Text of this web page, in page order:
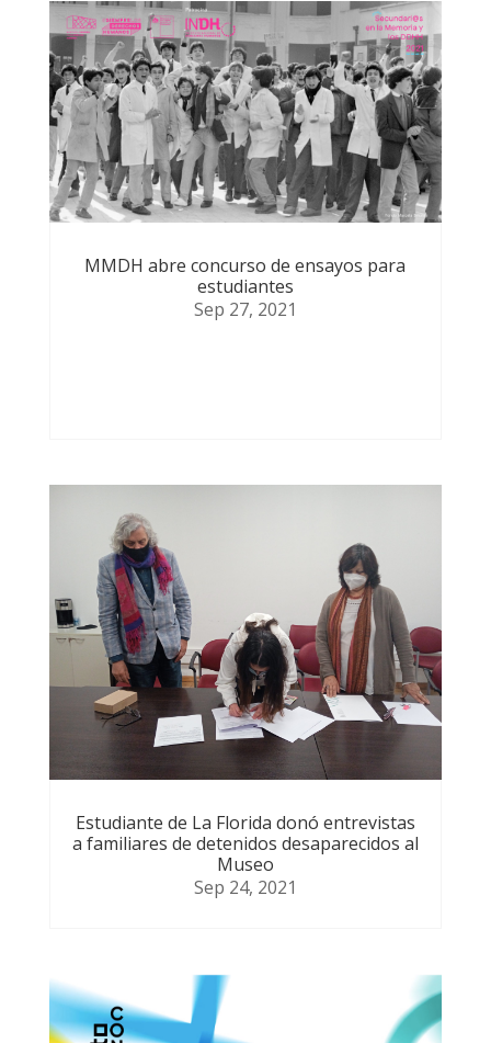
MMDH abre concurso de ensayos para
estudiantes
Sep 27, 2021
Estudiante de La Florida donó entrevistas
a familiares de detenidos desaparecidos al
Museo
Sep 24, 2021